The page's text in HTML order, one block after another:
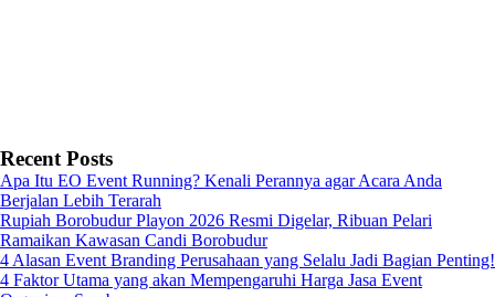
Recent Posts
Apa Itu EO Event Running? Kenali Perannya agar Acara Anda
Berjalan Lebih Terarah
Rupiah Borobudur Playon 2026 Resmi Digelar, Ribuan Pelari
Ramaikan Kawasan Candi Borobudur
4 Alasan Event Branding Perusahaan yang Selalu Jadi Bagian Penting!
4 Faktor Utama yang akan Mempengaruhi Harga Jasa Event